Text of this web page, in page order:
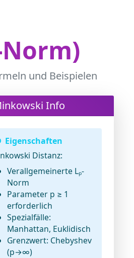
und Beispielen
Info
Eigenschaften
Distanz:
Verallgemeinerte Lₚ-
Norm
Parameter p ≥ 1
erforderlich
Spezialfälle:
Manhattan, Euklidisch
Grenzwert: Chebyshev
(p→∞)